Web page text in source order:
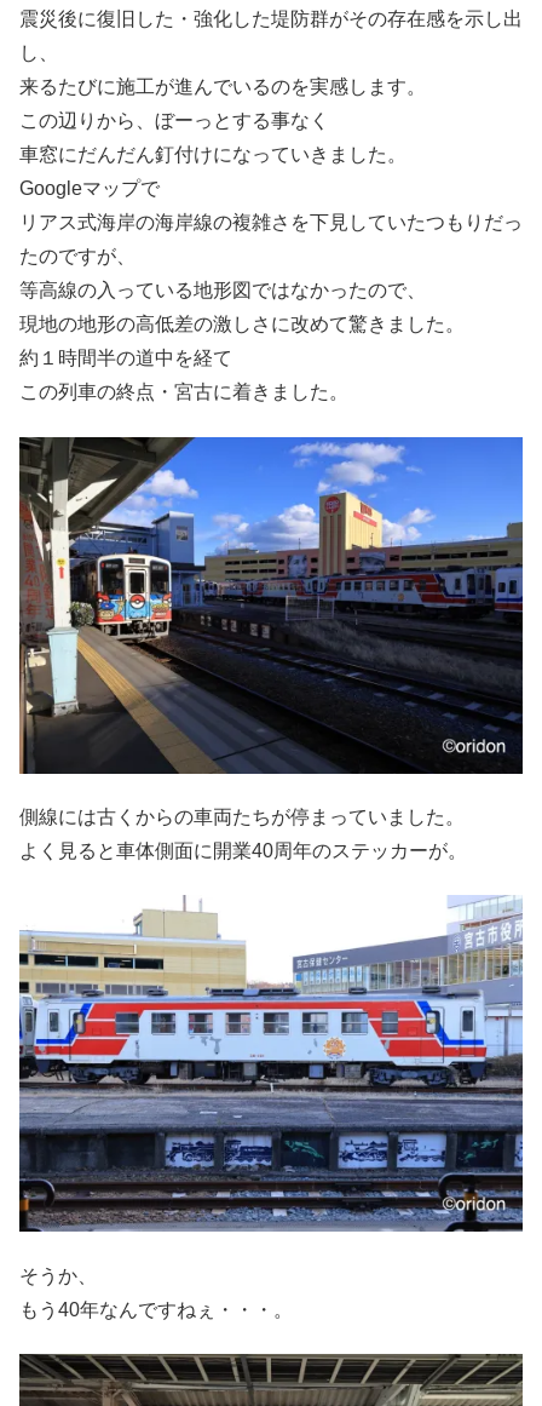
震災後に復旧した・強化した堤防群がその存在感を示し出
し、
来るたびに施工が進んでいるのを実感します。
この辺りから、ぼーっとする事なく
車窓にだんだん釘付けになっていきました。
Googleマップで
リアス式海岸の海岸線の複雑さを下見していたつもりだっ
たのですが、
等高線の入っている地形図ではなかったので、
現地の地形の高低差の激しさに改めて驚きました。
約１時間半の道中を経て
この列車の終点・宮古に着きました。
側線には古くからの車両たちが停まっていました。
よく見ると車体側面に開業40周年のステッカーが。
そうか、
もう40年なんですねぇ・・・。